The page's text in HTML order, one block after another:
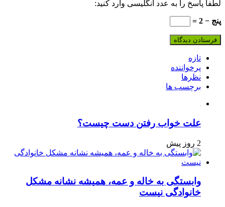
لطفا پاسخ را به عدد انگلیسی وارد کنید:
پنج − 2 =
تازه
پرخواننده
نظرها
برچسب ها
علت خواب رفتن دست چیست؟
2 روز پیش
وابستگی به خاله و عمه، همیشه نشانه مشکل
خانوادگی نیست